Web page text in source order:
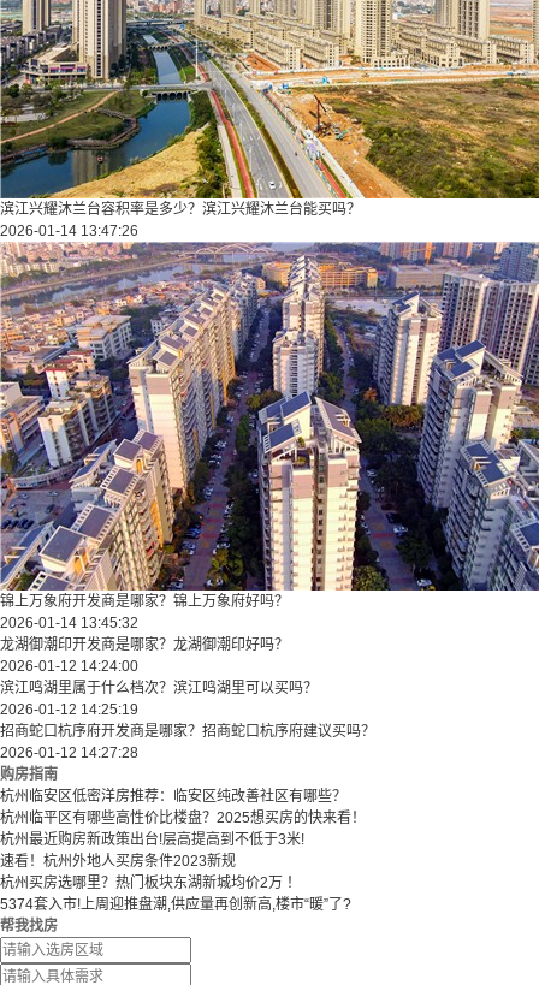
滨江兴耀沐兰台容积率是多少？滨江兴耀沐兰台能买吗？
2026-01-14 13:47:26
锦上万象府开发商是哪家？锦上万象府好吗？
2026-01-14 13:45:32
龙湖御潮印开发商是哪家？龙湖御潮印好吗？
2026-01-12 14:24:00
滨江鸣湖里属于什么档次？滨江鸣湖里可以买吗？
2026-01-12 14:25:19
招商蛇口杭序府开发商是哪家？招商蛇口杭序府建议买吗？
2026-01-12 14:27:28
购房指南
杭州临安区低密洋房推荐：临安区纯改善社区有哪些？
​​杭州临平区有哪些高性价比楼盘？2025想买房的快来看！​
杭州最近购房新政策出台!层高提高到不低于3米!
速看！杭州外地人买房条件2023新规
杭州买房选哪里？热门板块东湖新城均价2万 ！
5374套入市!上周迎推盘潮,供应量再创新高,楼市“暖”了?
帮我找房